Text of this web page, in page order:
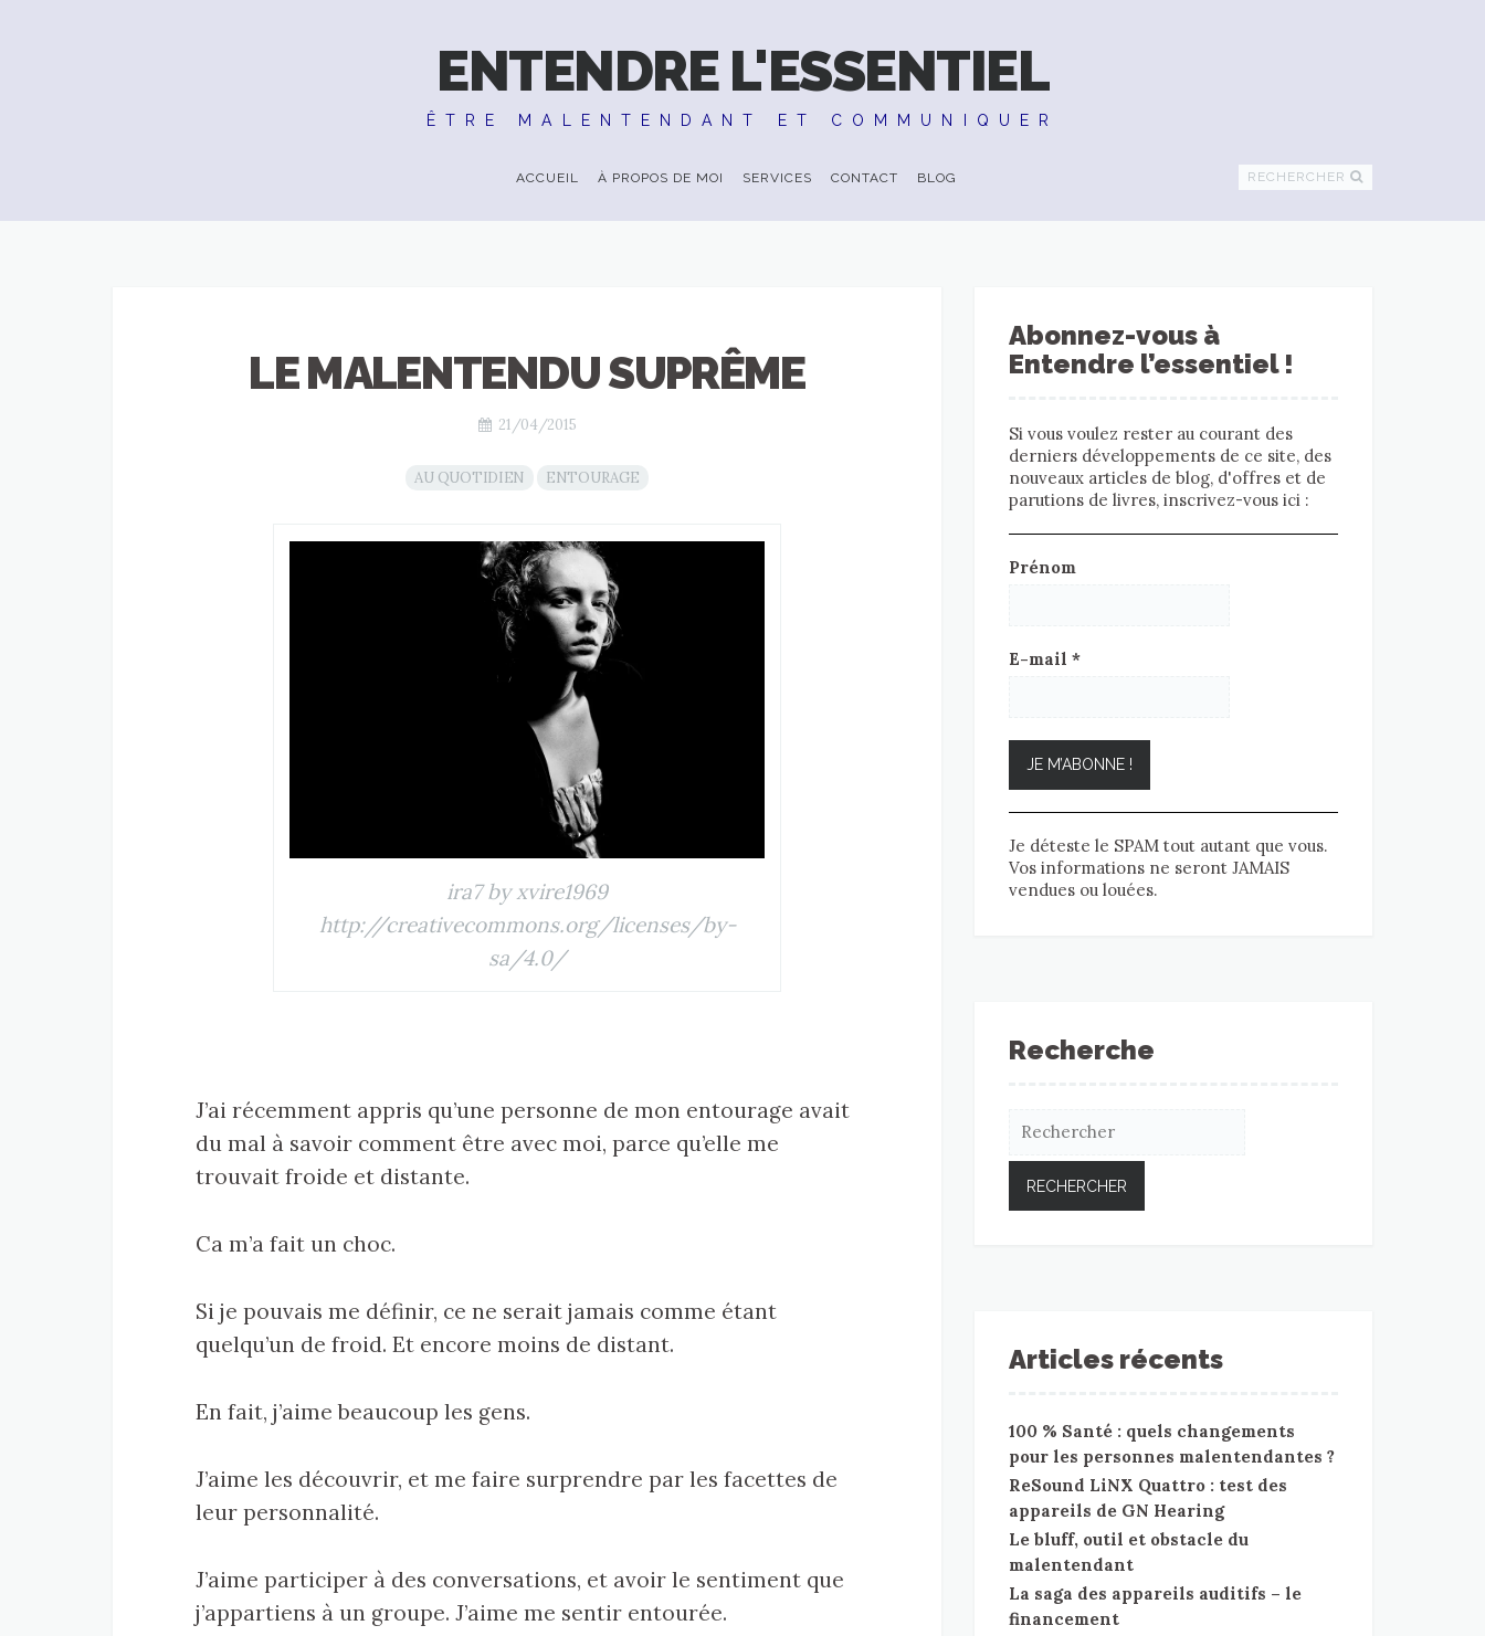
ENTENDRE L'ESSENTIEL
ÊTRE MALENTENDANT ET COMMUNIQUER
ACCUEIL À PROPOS DE MOI SERVICES CONTACT BLOG RECHERCHER
LE MALENTENDU SUPRÊME
21/04/2015
AU QUOTIDIEN ENTOURAGE
ira7 by xvire1969
http://creativecommons.org/licenses/by-
sa/4.0/
J’ai récemment appris qu’une personne de mon entourage avait
du mal à savoir comment être avec moi, parce qu’elle me
trouvait froide et distante.
Ca m’a fait un choc.
Si je pouvais me définir, ce ne serait jamais comme étant
quelqu’un de froid. Et encore moins de distant.
En fait, j’aime beaucoup les gens.
J’aime les découvrir, et me faire surprendre par les facettes de
leur personnalité.
J’aime participer à des conversations, et avoir le sentiment que
j’appartiens à un groupe. J’aime me sentir entourée.
Abonnez-vous à
Entendre l’essentiel !
Si vous voulez rester au courant des
derniers développements de ce site, des
nouveaux articles de blog, d'offres et de
parutions de livres, inscrivez-vous ici :
Prénom
E-mail *
Je déteste le SPAM tout autant que vous.
Vos informations ne seront JAMAIS
vendues ou louées.
Recherche
Articles récents
100 % Santé : quels changements
pour les personnes malentendantes ?
ReSound LiNX Quattro : test des
appareils de GN Hearing
Le bluff, outil et obstacle du
malentendant
La saga des appareils auditifs – le
financement